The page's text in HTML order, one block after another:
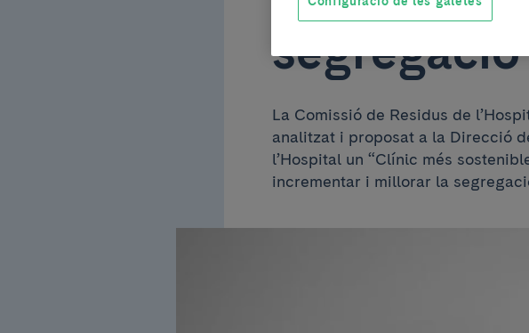
La Comissió de Residus de
analitzat i proposat a la Direcció
l’Hospital un “Clínic més
incrementar i millorar la